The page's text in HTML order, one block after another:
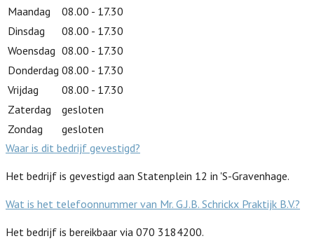
Maandag
08.00 - 17.30
Dinsdag
08.00 - 17.30
Woensdag 08.00 - 17.30
Donderdag 08.00 - 17.30
Vrijdag
08.00 - 17.30
Zaterdag
gesloten
Zondag
gesloten
Waar is dit bedrijf gevestigd?
Het bedrijf is gevestigd aan Statenplein 12 in 'S-Gravenhage.
Wat is het telefoonnummer van Mr. G.J.B. Schrickx Praktijk B.V.?
Het bedrijf is bereikbaar via 070 3184200.